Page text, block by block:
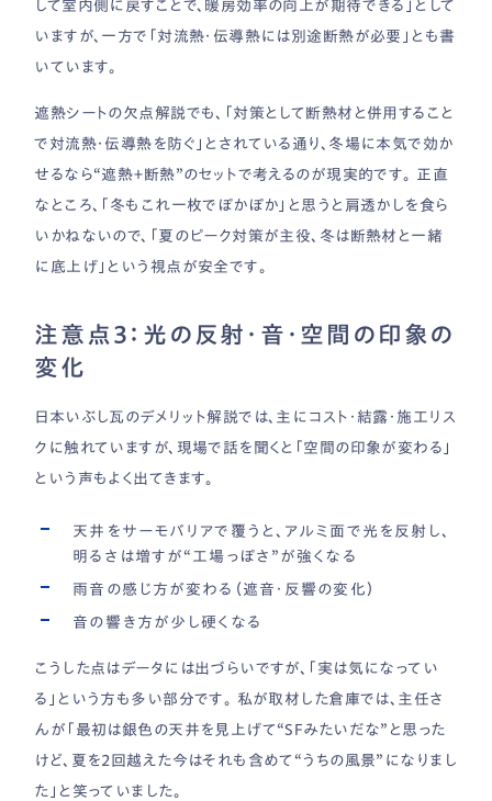
して室内側に戻すことで、暖房効率の向上が期待できる」として
いますが、一方で「対流熱・伝導熱には別途断熱が必要」とも書
いています。
遮熱シートの欠点解説でも、「対策として断熱材と併用すること
で対流熱・伝導熱を防ぐ」とされている通り、冬場に本気で効か
せるなら“遮熱＋断熱”のセットで考えるのが現実的です。 正直
なところ、「冬もこれ一枚でぽかぽか」と思うと肩透かしを食ら
いかねないので、「夏のピーク対策が主役、冬は断熱材と一緒
に底上げ」という視点が安全です。
注意点3：光の反射・音・空間の印象の
変化
日本いぶし瓦のデメリット解説では、主にコスト・結露・施工リス
クに触れていますが、現場で話を聞くと「空間の印象が変わる」
という声もよく出てきます。
天井をサーモバリアで覆うと、アルミ面で光を反射し、
明るさは増すが“工場っぽさ”が強くなる
雨音の感じ方が変わる（遮音・反響の変化）
音の響き方が少し硬くなる
こうした点はデータには出づらいですが、「実は気になってい
る」という方も多い部分です。 私が取材した倉庫では、主任さ
んが「最初は銀色の天井を見上げて“SFみたいだな”と思った
けど、夏を2回越えた今はそれも含めて“うちの風景”になりまし
た」と笑っていました。